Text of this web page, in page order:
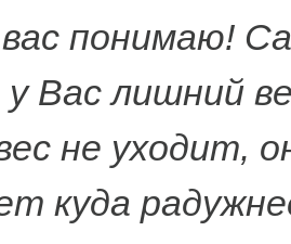
вас понимаю!
у Вас лишний
не уходит,
куда